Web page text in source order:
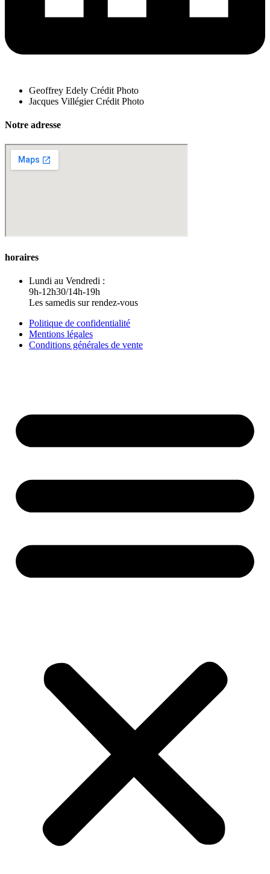
Geoffrey Edely Crédit Photo
Jacques Villégier Crédit Photo
Notre adresse
horaires
Lundi au Vendredi :
9h-12h30/14h-19h
Les samedis sur rendez-vous
Politique de confidentialité
Mentions légales
Conditions générales de vente